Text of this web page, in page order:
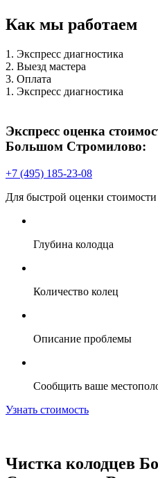
Как мы работаем
1. Экспресс диагностика
2. Выезд мастера
3. Оплата
1. Экспресс диагностика
Экспресс оценка
Большом Стромилово:
+7 (495) 185-23-08
Для быстрой оценки
Глубина колодца
Количество колец
Описание проблемы
Сообщить ваше
Узнать стоимость
Чистка колодцев